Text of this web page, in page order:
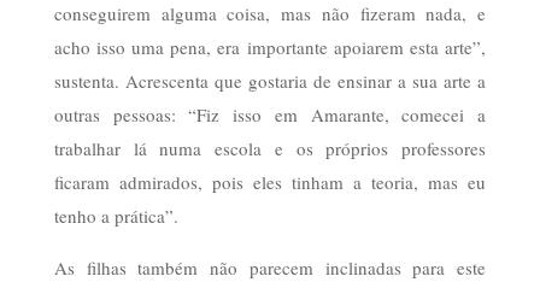
conseguirem alguma coisa, mas não fizeram nada, e
acho isso uma pena, era importante apoiarem esta arte”,
sustenta. Acrescenta que gostaria de ensinar a sua arte a
outras pessoas: “Fiz isso em Amarante, comecei a
trabalhar lá numa escola e os próprios professores
ficaram admirados, pois eles tinham a teoria, mas eu
tenho a prática”.
As filhas também não parecem inclinadas para este